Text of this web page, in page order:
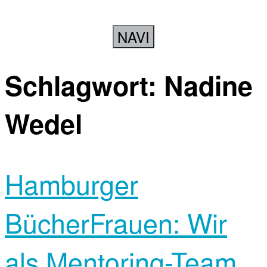
NAVI
Schlagwort: Nadine
Wedel
Hamburger
BücherFrauen: Wir